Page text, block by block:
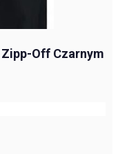
Off Czarnym